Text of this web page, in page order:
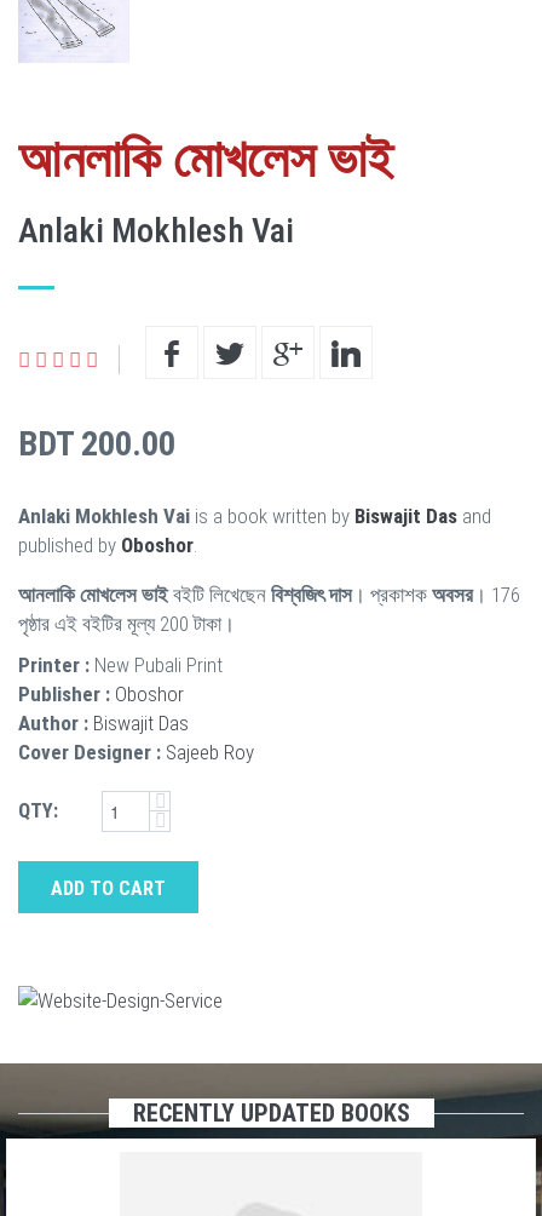
আনলাকি মোখলেস ভাই
Anlaki Mokhlesh Vai
BDT 200.00
Anlaki Mokhlesh Vai is a book written by Biswajit Das and
published by Oboshor
আনলাকি মোখলেস ভাইবইটি লিখেছেন বিশ্বজিৎ দাস। প্রকাশক অবসর। 176
পৃষ্ঠার এই বইটির মূল্য 200 টাকা।
Printer : New Pubali Print
Publisher : Oboshor
Author : Biswajit Das
Cover Designer : Sajeeb Roy
QTY:
ADD TO CART
RECENTLY UPDATED BOOKS